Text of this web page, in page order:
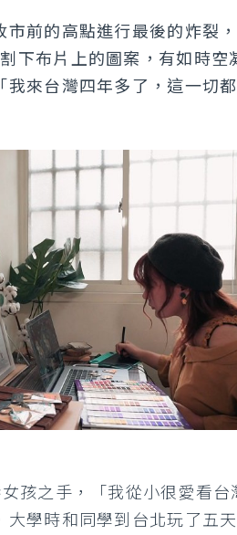
前的高點進行最後的炸裂
下布片上的圖案，有如時空
來台灣四年多了，這一切
孩之手，「我從小很愛看台
學時和同學到台北玩了五天